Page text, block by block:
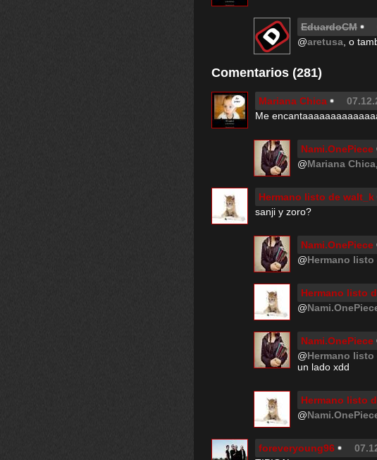
EduardoCM
@aretusa , o
Comentarios (281)
Mariana Chica
Me
Nami.OnePiece
@Mariana Chica
Hermano listo de walt_k
sanji y zoro?
Nami.OnePiece
@Hermano listo
Hermano listo
@
Nami.OnePiece
@Hermano listo
un lado xdd
Hermano listo
@
foreveryoung96